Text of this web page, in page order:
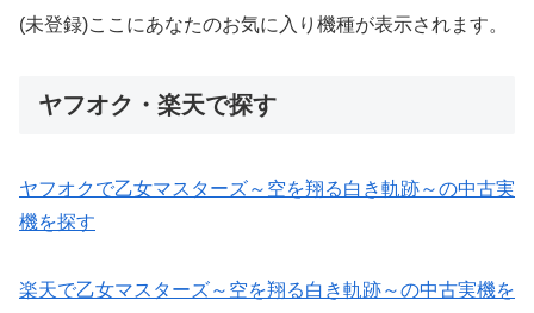
(未登録)ここにあなたのお気に入り機種が表示されます。
ヤフオク・楽天で探す
ヤフオクで乙女マスターズ～空を翔る白き軌跡～の中古実
機を探す
楽天で乙女マスターズ～空を翔る白き軌跡～の中古実機を